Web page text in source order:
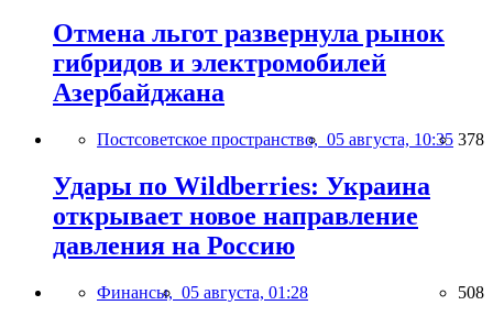
Отмена льгот развернула рынок
гибридов и электромобилей
Азербайджана
Постсоветское пространство, 05 августа, 10:35 378
Удары по Wildberries: Украина
открывает новое направление
давления на Россию
Финансы, 05 августа, 01:28 508